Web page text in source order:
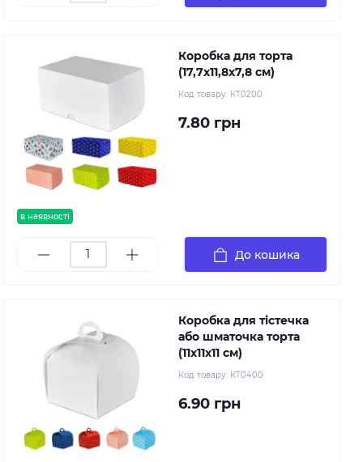
в наявності
Коробка для торта
(17,7х11,8х7,8 см)
Код товару: КТ0200
7.80 грн
До кошика
Коробка для тістечка
або шматочка торта
(11х11х11 см)
Код товару: КТ0400
6.90 грн